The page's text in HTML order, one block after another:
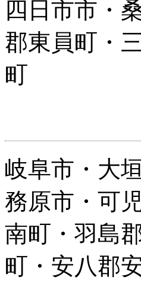
四日市市・
郡東員町・
町
岐阜市・大
務原市・可
南町・羽島
町・安八郡